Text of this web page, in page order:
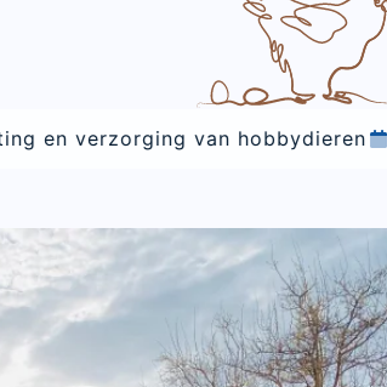
Levering binnen 3 tot 5 werkdagen